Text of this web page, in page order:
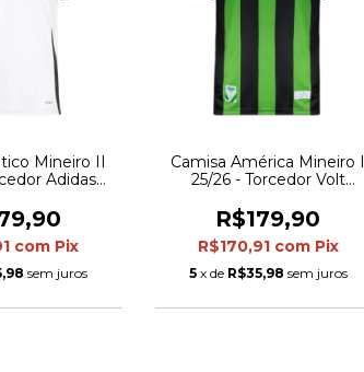
Mineiro II
Adidas
com Pix
sem juros
Camisa América Mineiro I
25/26 - Torcedor Volt
R$179,90
R$170,91 com Pix
5 x de R$35,98 sem juros